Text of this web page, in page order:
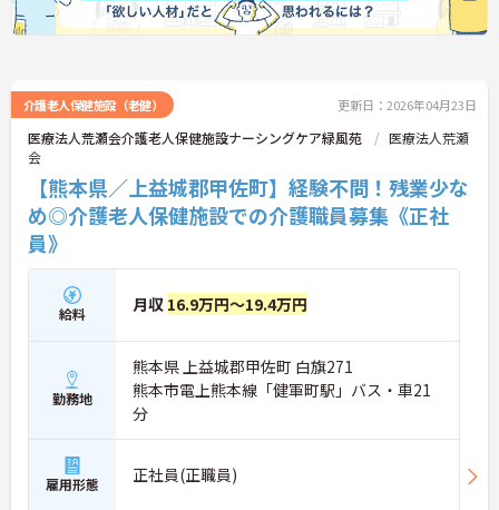
介護老人保健施設（老健） 更新日：2026年04月23日
医療法人荒瀬会介護老人保健施設ナーシングケア緑風苑
医療法人荒瀬
会
【熊本県／上益城郡甲佐町】経験不問！残業少な
め◎介護老人保健施設での介護職員募集《正社
員》
給料 月収 16.9万円～19.4万円
勤務地
熊本県 上益城郡甲佐町 白旗271
熊本市電上熊本線「健軍町駅」バス・車21
分
雇用形態 正社員(正職員)